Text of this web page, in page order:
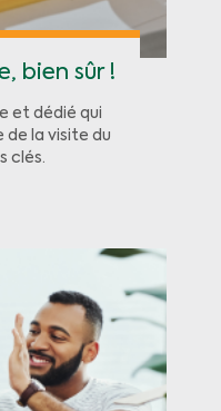
bien sûr !
et dédié qui
de la visite du
clés.